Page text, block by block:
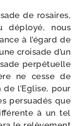
de rosaires,
déployé, nous
à l’égard de
croi­sade d’un
per­pé­tuelle
ne cesse de
l’Eglise, pour
per­sua­dés que
à un tel